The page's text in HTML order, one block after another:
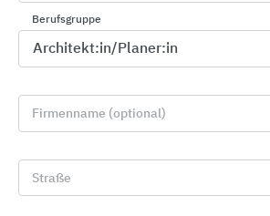
PKW-Anprallschutz in Einem
INTEGRA-pw Extra: Zubehör
und Handlauf für INTEGRA-pw
Urbane Systeme: Carports,
Berufsgruppe
Firmenname (optional)
Straße